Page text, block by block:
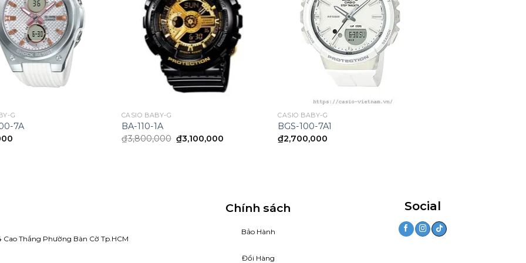
G
7A
CASIO BABY-G
BA-110-1A
₫3,800,000 Giá
gốc
₫3,100,000
CASIO BABY-G
BGS-100-7A1
₫2,700,000
Cao Thắng Phường Bàn Cờ Tp.HCM
Chính sách
Bảo Hành
Đổi Hàng
Social